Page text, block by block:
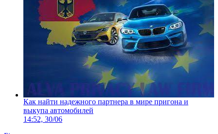
Как найти надежного партнера в мире пригона и
выкупа автомобилей
14:52, 30/06